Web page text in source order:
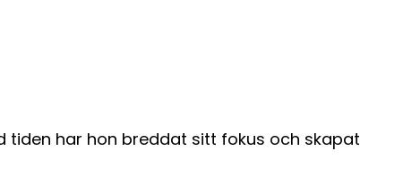
tiden har hon breddat sitt fokus och skapat